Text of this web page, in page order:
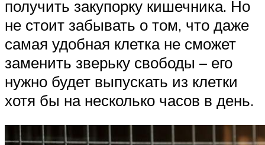
получить закупорку кишечника. Но
не стоит забывать о том, что даже
самая удобная клетка не сможет
заменить зверьку свободы – его
нужно будет выпускать из клетки
хотя бы на несколько часов в день.